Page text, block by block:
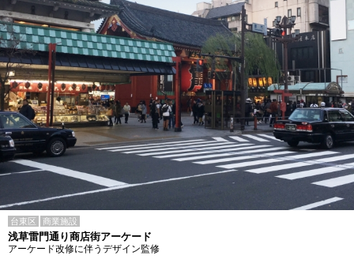
台東区 商業施設
浅草雷門通り商店街アーケード
アーケード改修に伴うデザイン監修